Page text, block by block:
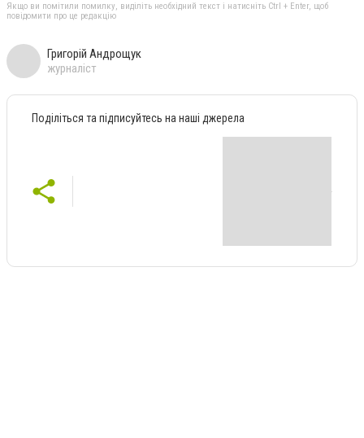
Якщо ви помітили помилку, виділіть необхідний текст і натисніть Ctrl + Enter, щоб
повідомити про це редакцію
Григорій Андрощук
журналіст
Поділіться та підписуйтесь на наші джерела